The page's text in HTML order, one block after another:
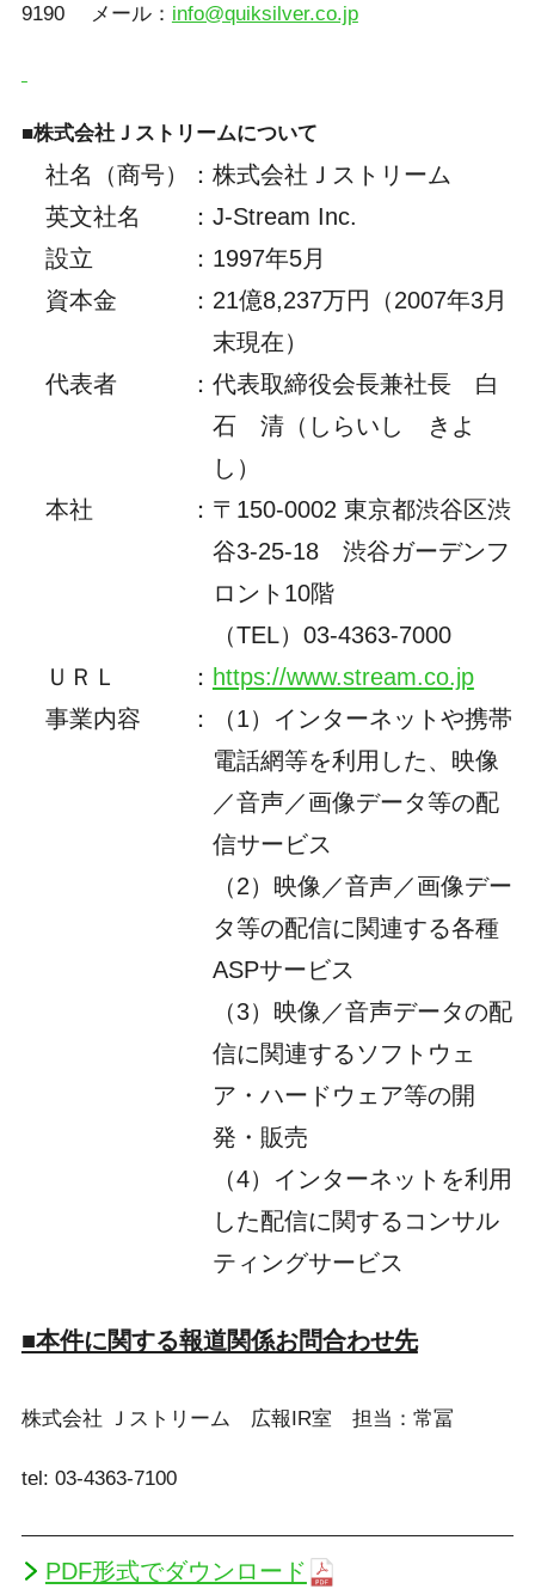
9190 メール： info@quiksilver.co.jp
■株式会社Ｊストリームについて
社名（商号） ： 株式会社Ｊストリーム
英文社名
： J-Stream Inc.
設立
： 1997年5月
資本金
： 21億8,237万円（2007年3月
末現在）
代表者
： 代表取締役会長兼社長 白
石 清（しらいし きよ
し）
本社
： 〒150-0002 東京都渋谷区渋
谷3-25-18 渋谷ガーデンフ
ロント10階
（TEL） 03-4363-7000
ＵＲＬ
： https://www.stream.co.jp
事業内容
：
（1）インターネットや携帯
電話網等を利用した、映像
／音声／画像データ等の配
信サービス
（2） 映像／音声／画像デー
タ等の配信に関連する各種
ASPサービス
（3）映像／音声データの配
信に関連するソフトウェ
ア・ハードウェア等の開
発・販売
（4）インターネットを利用
した配信に関するコンサル
ティングサービス
■本件に関する報道関係お問合わせ先
株式会社 Ｊストリーム 広報IR室 担当：常冨
tel: 03-4363-7100
PDF形式でダウンロード